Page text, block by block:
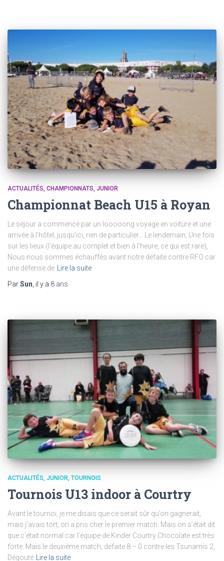
ACTUALITÉS CHAMPIONNATS JUNIOR
Championnat Beach U15 à Royan
Le séjour a commencé par un looooong voyage en voiture et une
arrivée à l’hôtel, jusqu’ici, rien de particulier… Le lendemain, Une fois
sur les lieux (l’équipe au complet et bien à l’heure, ce qui est rare),
Nous nous sommes échauffés avant notre défaite contre RFO car
une défense de Lire la suite
ParSun , il y a 8 ans
ACTUALITÉS JUNIOR TOURNOIS
Tournois U13 indoor à Courtry
Avant le tournoi, je me disais que ce serait sûr qu’on gagnerait,
mais j’avais tort, on a pris cher le premier match. Mais on s’était dit
que c’était normal car l’équipe de Kinder Courtry Chocolate est très
forte. Mais le deuxième match, défaite 8 – 0 contre les Tsunamis 2,
Dégouté Lire la suite